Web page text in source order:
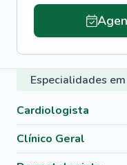
Especialidades
Cardiologista
Clínico Geral